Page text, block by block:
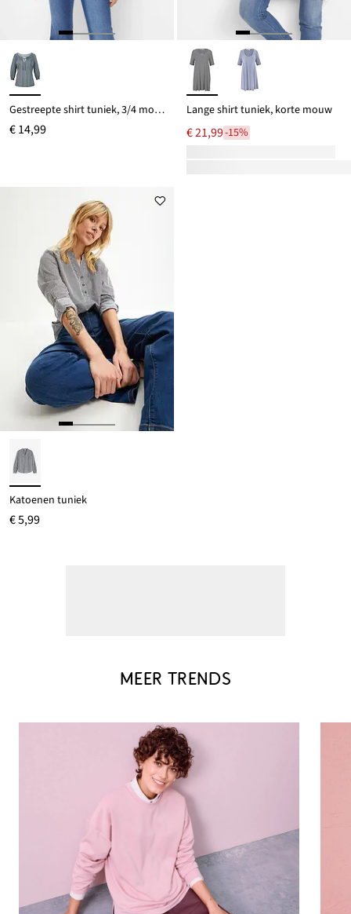
Gestreepte shirt tuniek, 3/4 mouw
€ 14,99
Lange shirt tuniek, korte mouw
€ 21,99-15%
Katoenen tuniek
€ 5,99
MEER TRENDS